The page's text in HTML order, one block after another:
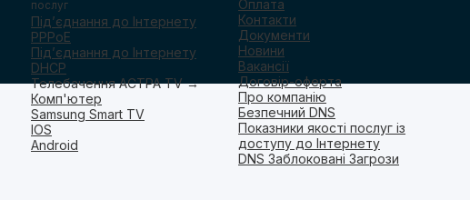
послуг
Під’єднання до Інтернету
PPPoE
Під’єднання до Інтернету
DHCP
Телебачення АСТРА TV →
Комп'ютер
Samsung Smart TV
IOS
Android
Оплата
Контакти
Документи
Новини
Вакансії
Договір-оферта
Про компанію
Безпечний DNS
Показники якості послуг із
доступу до Інтернету
DNS Заблоковані Загрози